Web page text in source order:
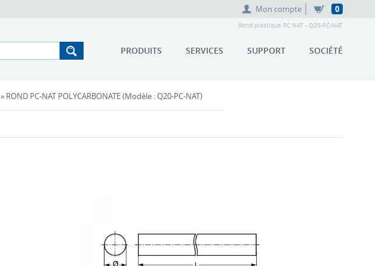
Mon compte 0
Rond plastique PC NAT - Q20-PC-NAT
PRODUITS SERVICES SUPPORT SOCIÉTÉ
» ROND PC-NAT POLYCARBONATE (Modèle : Q20-PC-NAT)